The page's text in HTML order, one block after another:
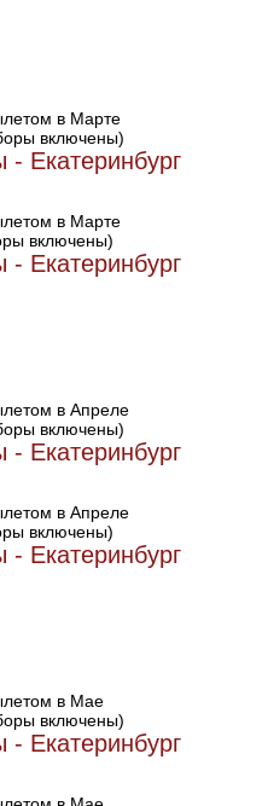
в Марте
включены)
Екатеринбург
в Марте
включены)
Екатеринбург
в Апреле
включены)
Екатеринбург
в Апреле
включены)
Екатеринбург
в Мае
включены)
Екатеринбург